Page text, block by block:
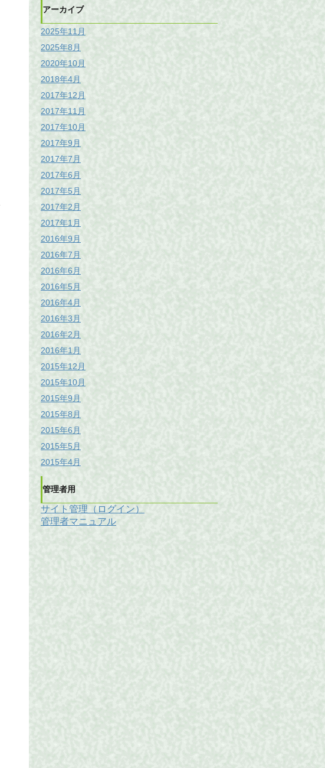
アーカイブ
2025年11月
2025年8月
2020年10月
2018年4月
2017年12月
2017年11月
2017年10月
2017年9月
2017年7月
2017年6月
2017年5月
2017年2月
2017年1月
2016年9月
2016年7月
2016年6月
2016年5月
2016年4月
2016年3月
2016年2月
2016年1月
2015年12月
2015年10月
2015年9月
2015年8月
2015年6月
2015年5月
2015年4月
管理者用
サイト管理（ログイン）
管理者マニュアル